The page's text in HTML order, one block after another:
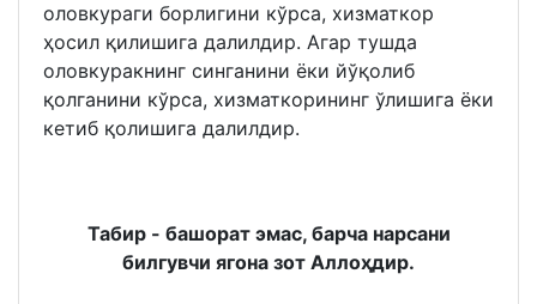
оловкураги борлигини кўрса, хизматкор
ҳосил қилишига далилдир. Агар тушда
оловкуракнинг синганини ёки йўқолиб
қолганини кўрса, хизматкорининг ўлишига ёки
кетиб қолишига далилдир.
Табир - башорат эмас, барча нарсани
билгувчи ягона зот Аллоҳдир.